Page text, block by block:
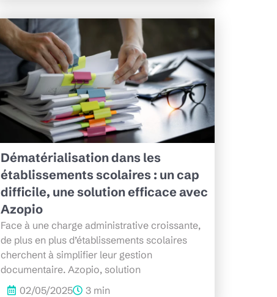
Dématérialisation dans les
établissements scolaires : un cap
difficile, une solution efficace avec
Azopio
Face à une charge administrative croissante,
de plus en plus d’établissements scolaires
cherchent à simplifier leur gestion
documentaire. Azopio, solution
02/05/2025
3 min